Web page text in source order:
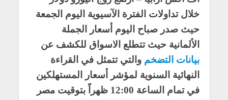
خلال تداولات الفترة الآسيوية اليوم الجمعة
حيث صدر صباح اليوم أسعار الجملة
الألمانية حيث تتطلع الاسواق للكشف عن
بيانات التضخم والتي تتمثل في القراءة
النهائية السنوية لمؤشر أسعار المستهلكين
في تمام الساعة 12:00 ظهراً بتوقيت مصر